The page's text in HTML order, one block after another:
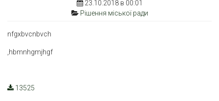
23.10.2018 в 00:01
Рішення міської ради
nfgxbvcnbvch
,hbmnhgmjhgf
13525